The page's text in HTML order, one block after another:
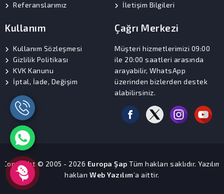
Referanslarımız
İletişim Bilgileri
Kullanım
Kullanım Sözleşmesi
Gizlilik Politikası
KVK Kanunu
İptal, İade, Değişim
Çağrı Merkezi
Müşteri hizmetlerimizi 09:00
ile 20:00 saatleri arasında
arayabilir, WhatsApp
üzerinden bizlerden destek
alabilirsiniz.
Copyright © 2005 - 2026 Europa Şap Tüm hakları saklıdır. Yazılım
haklarıWeb Yazılım’a aittir.